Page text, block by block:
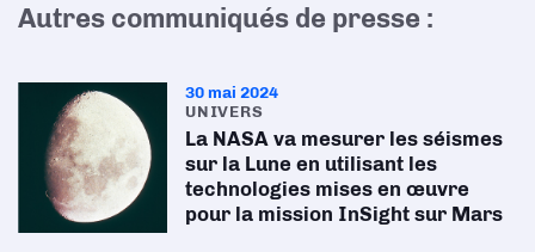
Autres communiqués de presse :
30 mai 2024
UNIVERS
La NASA va mesurer les séismes
sur la Lune en utilisant les
technologies mises en œuvre
pour la mission InSight sur Mars